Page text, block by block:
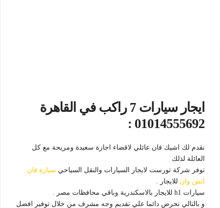
ايجار سيارات 7 راكب في القاهرة
01014555692 :
نقدم لك اشيك فان عائلي لاقضاء اجازة سعيدة ومريحة مع كل
العائلة لذلك
توفر شركة تورست لايجار السيارات والنقل السياحي سيارة فان
اتش وان للايجار .
سيارات h1 للايجار بالاسكندرية وباقي محافظات مصر .
و بالتالي نحرص دائما علي تقديم وجه مشرف من خلال توفير افضل